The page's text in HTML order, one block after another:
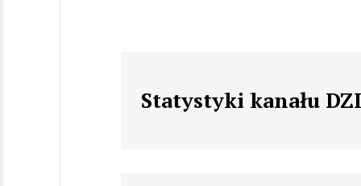
Statystyki kanału